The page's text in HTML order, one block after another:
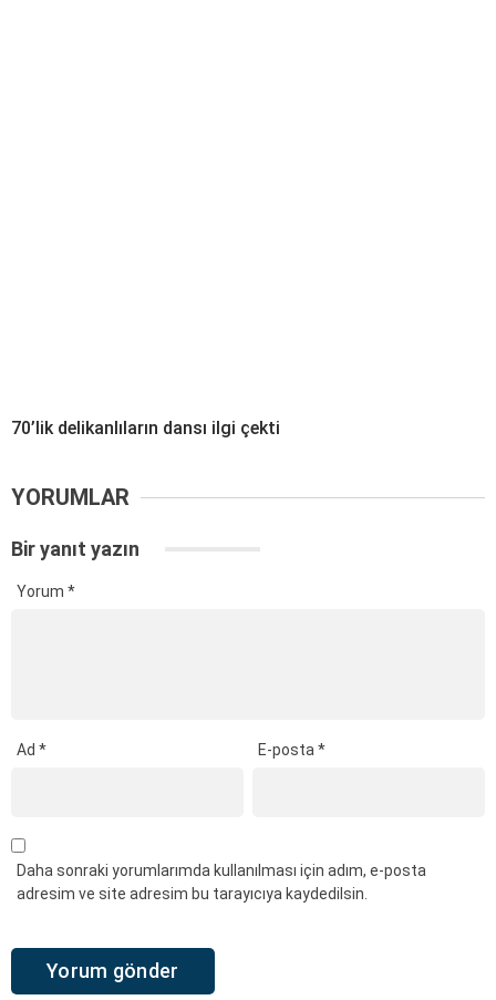
70’lik delikanlıların dansı ilgi çekti
YORUMLAR
Bir yanıt yazın
Yorum *
Ad * E-posta*
Daha sonraki yorumlarımda kullanılması için adım, e-posta
adresim ve site adresim bu tarayıcıya kaydedilsin.